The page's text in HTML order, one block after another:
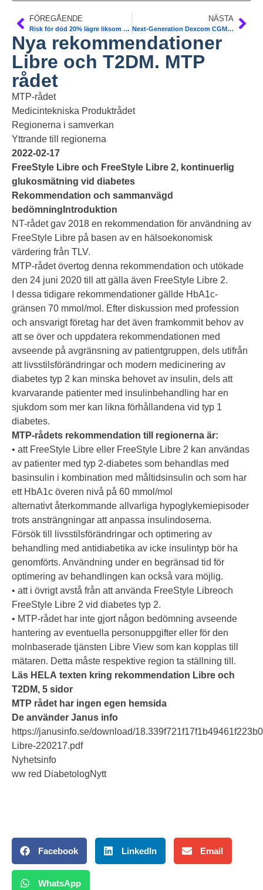
FÖREGÅENDE
Risk för död 20% lägre liksom hjärtinfarkt T2DM vid tidig optimering av HbA1c. Diab Care Marcus Lind
NÄSTA
Next-Generation Dexcom CGM, G7, Accurate and Easier to Use than G6. DTT
Nya rekommendationer
Libre och T2DM. MTP
rådet
MTP-rådet
Medicintekniska Produktrådet
Regionerna i samverkan
Yttrande till regionerna
2022-02-17
FreeStyle Libre och FreeStyle Libre 2, kontinuerlig
glukosmätning vid diabetes
Rekommendation och sammanvägd
bedömningIntroduktion
NT-rådet gav 2018 en rekommendation för användning av
FreeStyle Libre på basen av en hälsoekonomisk
värdering från TLV.
MTP-rådet övertog denna rekommendation och utökade
den 24 juni 2020 till att gälla även FreeStyle Libre 2.
I dessa tidigare rekommendationer gällde HbA1c-
gränsen 70 mmol/mol. Efter diskussion med profession
och ansvarigt företag har det även framkommit behov av
att se över och uppdatera rekommendationen med
avseende på avgränsning av patientgruppen, dels utifrån
att livsstilsförändringar och modern medicinering av
diabetes typ 2 kan minska behovet av insulin, dels att
kvarvarande patienter med insulinbehandling har en
sjukdom som mer kan likna förhållandena vid typ 1
diabetes.
MTP-rådets rekommendation till regionerna är:
• att FreeStyle Libre eller FreeStyle Libre 2 kan användas
av patienter med typ 2-diabetes som behandlas med
basinsulin i kombination med måltidsinsulin och som har
ett HbA1c överen nivå på 60 mmol/mol
alternativt återkommande allvarliga hypoglykemiepisoder
trots ansträngningar att anpassa insulindoserna.
Försök till livsstilsförändringar och optimering av
behandling med antidiabetika av icke insulintyp bör ha
genomförts. Användning under en begränsad tid för
optimering av behandlingen kan också vara möjlig.
• att i övrigt avstå från att använda FreeStyle Libreoch
FreeStyle Libre 2 vid diabetes typ 2.
• MTP-rådet har inte gjort någon bedömning avseende
hantering av eventuella personuppgifter eller för den
molnbaserade tjänsten Libre View som kan kopplas till
mätaren. Detta måste respektive region ta ställning till.
Läs HELA texten kring rekommendation Libre och
T2DM, 5 sidor
MTP rådet har ingen egen hemsida
De använder Janus info
https://janusinfo.se/download/
Libre-220217.pdf
Nyhetsinfo
ww red DiabetologNytt
Facebook LinkedIn Email
WhatsApp